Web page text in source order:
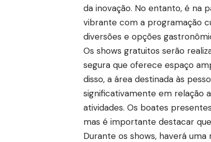
da inovação. No entanto, é na
vibrante com a programação
diversões e opções
Os shows gratuitos serão
segura que oferece espaço
disso, a área destinada às
significativamente em relação
atividades. Os boates
mas é importante destacar
Durante os shows, haverá